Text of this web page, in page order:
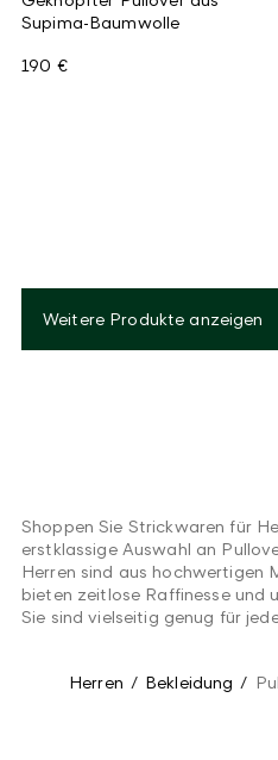
Supima-Baumwolle
190 €
Weitere Produkte anzeigen
Shoppen Sie Strickwaren für
erstklassige Auswahl an
Herren sind aus hochwertigen
bieten zeitlose Raffinesse und
Sie sind vielseitig genug für
Herren / Bekleidung /